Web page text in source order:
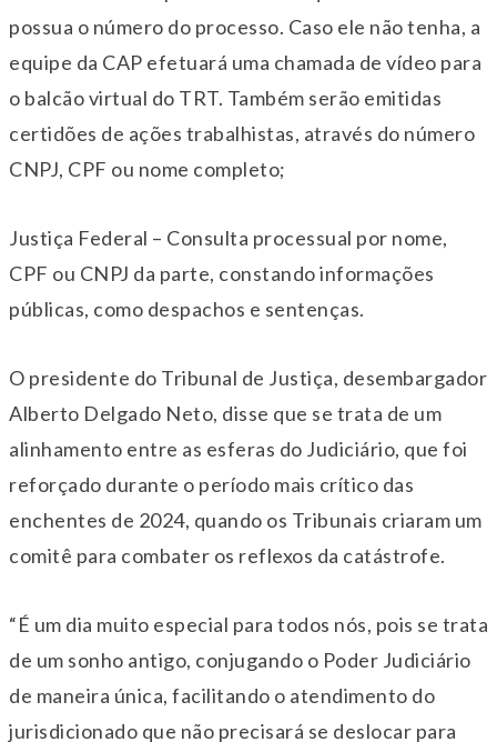
possua o número do processo. Caso ele não tenha, a
equipe da CAP efetuará uma chamada de vídeo para
o balcão virtual do TRT. Também serão emitidas
certidões de ações trabalhistas, através do número
CNPJ, CPF ou nome completo;
Justiça Federal – Consulta processual por nome,
CPF ou CNPJ da parte, constando informações
públicas, como despachos e sentenças.
O presidente do Tribunal de Justiça, desembargador
Alberto Delgado Neto, disse que se trata de um
alinhamento entre as esferas do Judiciário, que foi
reforçado durante o período mais crítico das
enchentes de 2024, quando os Tribunais criaram um
comitê para combater os reflexos da catástrofe.
“É um dia muito especial para todos nós, pois se trata
de um sonho antigo, conjugando o Poder Judiciário
de maneira única, facilitando o atendimento do
jurisdicionado que não precisará se deslocar para